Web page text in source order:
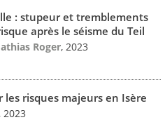
: stupeur et tremblements
après le séisme du Teil
Roger, 2023
les risques majeurs en Isère
2023